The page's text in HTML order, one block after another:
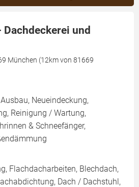
Dachdeckerei und
München (12km von 81669
Neueindeckung,
Reinigung / Wartung,
& Schneefänger,
Flachdacharbeiten, Blechdach,
Dach / Dachstuhl,